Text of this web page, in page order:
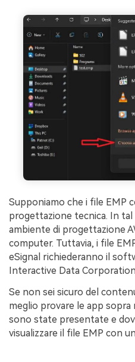
Supponiamo che i file EMP
progettazione tecnica. In tal
ambiente di progettazione
computer. Tuttavia, i file
eSignal richiederanno il
Interactive Data
Se non sei sicuro del
meglio provare le app
sono state presentate e
visualizzare il file EMP con